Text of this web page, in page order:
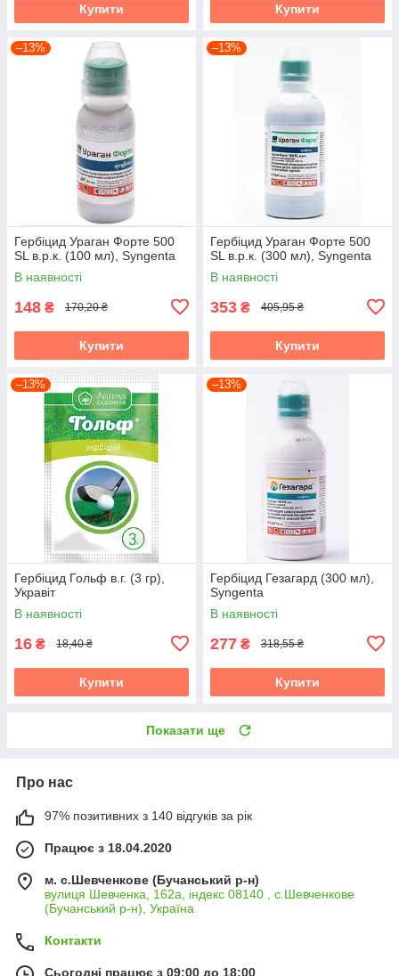
Купити Купити
–13%
Гербіцид Ураган Форте 500
SL в.р.к. (100 мл), Syngenta
В наявності
148 ₴ 170,20 ₴
Купити
–13%
Гербіцид Ураган Форте 500
SL в.р.к. (300 мл), Syngenta
В наявності
353 ₴ 405,95 ₴
Купити
–13%
Гербіцид Гольф в.г. (3 гр),
Укравіт
В наявності
16 ₴ 18,40 ₴
Купити
–13%
Гербіцид Гезагард (300 мл),
Syngenta
В наявності
277 ₴ 318,55 ₴
Купити
Показати ще
Про нас
97% позитивних з 140 відгуків за рік
Працює з 18.04.2020
м. с.Шевченкове (Бучанський р-н)
вулиця Шевченка, 162а, індекс 08140 , с.Шевченкове
(Бучанський р-н), Україна
Контакти
Сьогодні працює з 09:00 до 18:00